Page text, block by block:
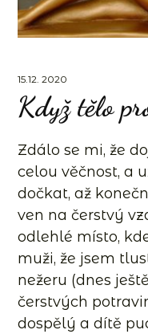
15.12. 2020
Když tělo
Zdálo se mi, že
celou věčnost, a
dočkat, až
ven na čerstvý
odlehlé místo,
muži, že jsem
nežeru (dnes
čerstvých
dospělý a dítě